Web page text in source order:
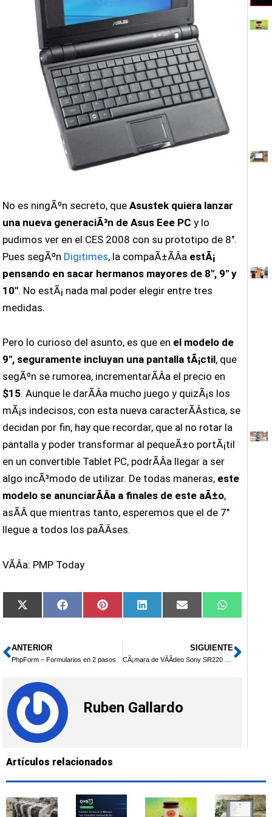
No es ningÃºn secreto, queAsustek quiera lanzar
una nueva generaciÃ³n de Asus Eee PCy lo
pudimos ver en el CES 2008 con su prototipo de 8″.
Pues segÃºn Digitimes, la compaÃ±Ã­Â­a estÃ¡
pensando en sacar hermanos mayores de 8″, 9″ y
10″. No estÃ¡ nada mal poder elegir entre tres
medidas.
Pero lo curioso del asunto, es que en el modelo de
9″, seguramente incluyan una pantalla tÃ¡ctil, que
segÃºn se rumorea, incrementarÃ­Â­a el precio en
$15. Aunque le darÃ­Â­a mucho juego y quizÃ¡s los
mÃ¡s indecisos, con esta nueva caracterÃ­Â­stica, se
decidan por fin, hay que recordar, que al no rotar la
pantalla y poder transformar al pequeÃ±o portÃ¡til
en un convertible Tablet PC, podrÃ­Â­a llegar a ser
algo incÃ³modo de utilizar. De todas maneras, este
modelo se anunciarÃ­Â­a a finales de este aÃ±o,
asÃ­Â­ que mientras tanto, esperemos que el de 7″
llegue a todos los paÃ­Â­ses.
VÃ­Â­a: PMP Today
Compartir
en
X
(Twitter)
Compartir
en
FacebookCompartir
en
PinterestCompartir
en
LinkedIn Compartir
en
Email
Compartir
en
Ant
ANTERIOR
PhpForm – Formularios en 2 pasos
SIGUIENTE
Ruben Gallardo
Artículos relacionados